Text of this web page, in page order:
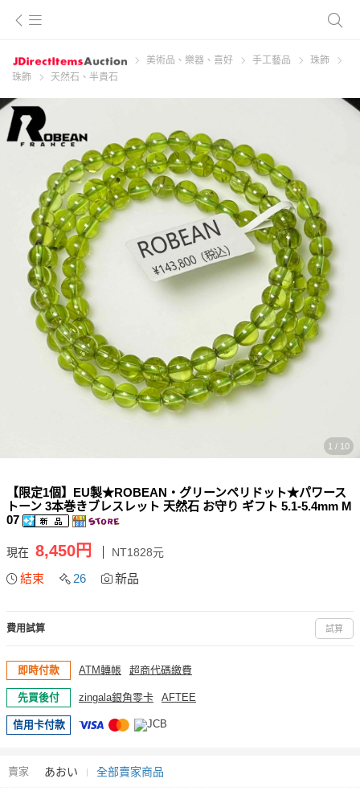
美術品、樂器、喜好 手工藝品
珠飾
珠飾
天然石、半貴石
1 / 10
【限定1個】EU製★ROBEAN・グリーンペリドット★パワース
トーン 3本巻きブレスレット 天然石 お守り ギフト 5.1-5.4mm M
07
現在 8,450円 NT1828元
結束 26 新品
費用試算 試算
即時付款 ATM轉帳 超商代碼繳費
先買後付 zingala銀角零卡 AFTEE
信用卡付款
賣家 あおい 全部賣家商品